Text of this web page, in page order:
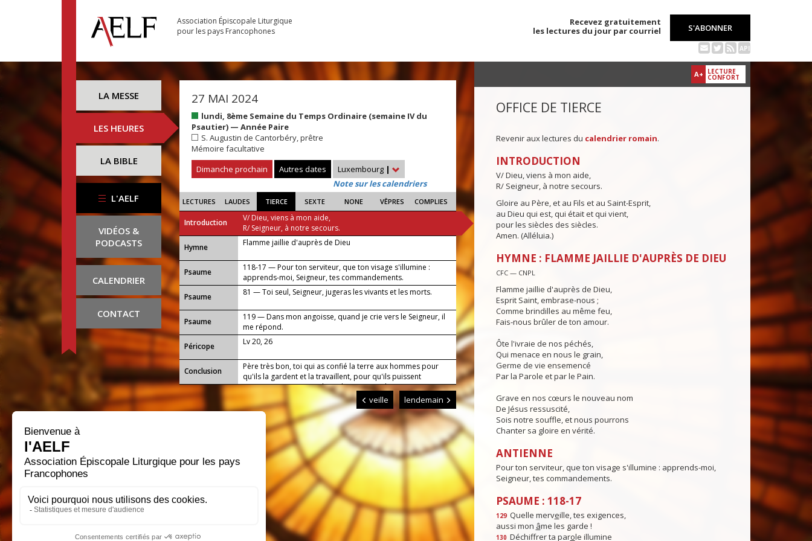
Association Épiscopale Liturgique
pour les pays Francophones
Recevez gratuitement
les lectures du jour par courriel
S'ABONNER
API
LA MESSE
LES HEURES
LA BIBLE
L'AELF
VIDÉOS &
PODCASTS
CALENDRIER
CONTACT
27 MAI 2024
lundi, 8ème Semaine du Temps Ordinaire (semaine IV du
Psautier) — Année Paire
S. Augustin de Cantorbéry, prêtre
Mémoire facultative
Dimanche prochain
Autres dates Luxembourg |
Note sur les calendriers
LECTURES LAUDES TIERCE SEXTE NONE VÊPRES COMPLIES
Introduction
V/ Dieu, viens à mon aide,
R/ Seigneur, à notre secours.
...
Hymne Flamme jaillie d'auprès de Dieu
Psaume
118-17 — Pour ton serviteur, que ton visage s'illumine :
apprends-moi, Seigneur, tes commandements.
Psaume
81 — Toi seul, Seigneur, jugeras les vivants et les morts.
Psaume
119 — Dans mon angoisse, quand je crie vers le Seigneur, il
me répond.
Péricope
Lv 20, 26
Conclusion
Père très bon, toi qui as confié la terre aux hommes pour
qu'ils la gardent et la travaillent, pour qu'ils puissent
progresser en s'entraidant, donne-nous de mener nos
travaux avec un esprit filial envers toi et un esprit fraternel
envers tous. Par Jésus, le Christ, notre Seigneur. Amen.
veille lendemain
A+ LECTURE
CONFORT
OFFICE DE TIERCE
Revenir aux lectures du calendrier romain.
INTRODUCTION
V/ Dieu, viens à mon aide,
R/ Seigneur, à notre secours.
Gloire au Père, et au Fils et au Saint-Esprit,
au Dieu qui est, qui était et qui vient,
pour les siècles des siècles.
Amen. (Alléluia.)
HYMNE : FLAMME JAILLIE D'AUPRÈS DE DIEU
CFC — CNPL
Flamme jaillie d'auprès de Dieu,
Esprit Saint, embrase-nous ;
Comme brindilles au même feu,
Fais-nous brûler de ton amour.
Ôte l'ivraie de nos péchés,
Qui menace en nous le grain,
Germe de vie ensemencé
Par la Parole et par le Pain.
Grave en nos cœurs le nouveau nom
De Jésus ressuscité,
Sois notre souffle, et nous pourrons
Chanter sa gloire en vérité.
ANTIENNE
Pour ton serviteur, que ton visage s'illumine : apprends-moi,
Seigneur, tes commandements.
PSAUME : 118-17
129 Quelle merveille, tes exigences,
aussi mon âme les garde !
130 Déchiffrer ta parole illumine